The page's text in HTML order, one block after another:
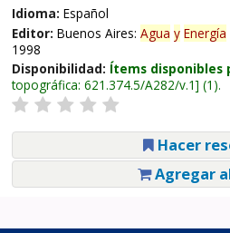
Idioma: Español
Editor: Buenos Aires: Agua y Energía
1998
Disponibilidad: Ítems disponibles
topográfica: 621.374.5/A282/v.1 (1).
Hacer
Agregar